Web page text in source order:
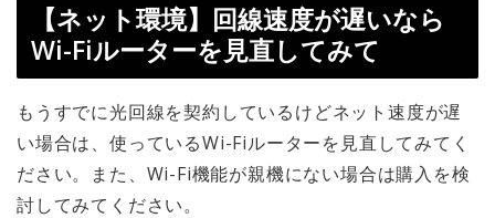
【ネット環境】回線速度が遅いなら
Wi-Fiルーターを見直してみて
もうすでに光回線を契約しているけどネット速度が遅
い場合は、使っているWi-Fiルーターを見直してみてく
ださい。また、Wi-Fi機能が親機にない場合は購入を検
討してみてください。